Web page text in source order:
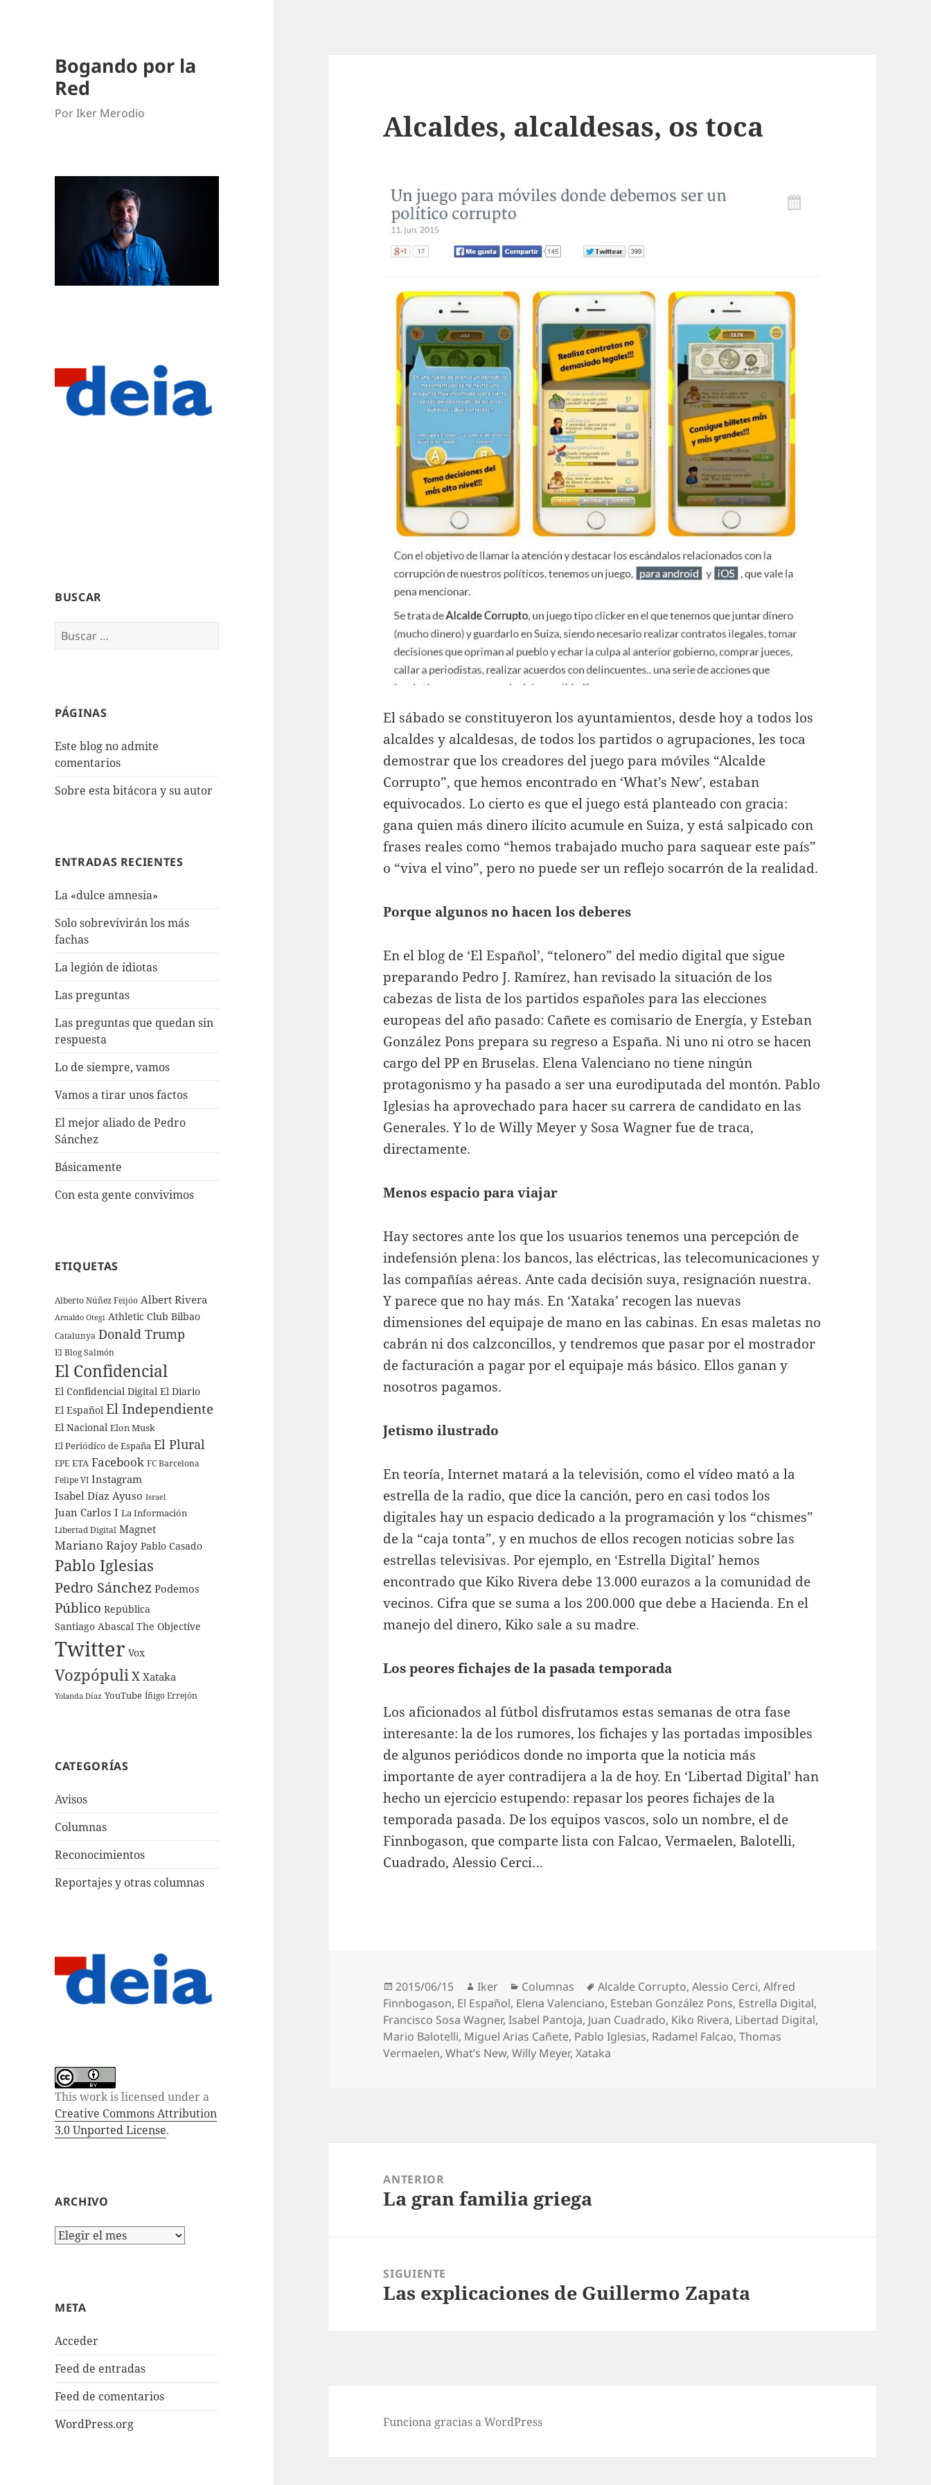
Bogando por la
Red
Por Iker Merodio
BUSCAR
Buscar:
PÁGINAS
Este blog no admite
comentarios
Sobre esta bitácora y su autor
ENTRADAS RECIENTES
La «dulce amnesia»
Solo sobrevivirán los más
fachas
La legión de idiotas
Las preguntas
Las preguntas que quedan sin
respuesta
Lo de siempre, vamos
Vamos a tirar unos factos
El mejor aliado de Pedro
Sánchez
Básicamente
Con esta gente convivimos
ETIQUETAS
Alberto Núñez Feijóo Albert Rivera
Arnaldo Otegi Athletic Club Bilbao
Catalunya Donald Trump
El Blog Salmón
El Confidencial
El Confidencial Digital El Diario
El Español El Independiente
El Nacional Elon Musk
El Periódico de España El Plural
EPE ETA Facebook FC Barcelona
Felipe VI Instagram
Isabel Díaz Ayuso Israel
Juan Carlos I La Información
Libertad Digital Magnet
Mariano Rajoy Pablo Casado
Pablo Iglesias
Pedro Sánchez Podemos
Público República
Santiago Abascal The Objective
Twitter Vox
Vozpópuli X Xataka
Yolanda Díaz YouTube Íñigo Errejón
CATEGORÍAS
Avisos
Columnas
Reconocimientos
Reportajes y otras columnas
This work is licensed under a
Creative Commons Attribution
3.0 Unported License.
ARCHIVO
Archivo
META
Acceder
Feed de entradas
Feed de comentarios
WordPress.org
Alcaldes, alcaldesas, os toca
El sábado se constituyeron los ayuntamientos, desde hoy a todos los
alcaldes y alcaldesas, de todos los partidos o agrupaciones, les toca
demostrar que los creadores del juego para móviles “Alcalde
Corrupto”, que hemos encontrado en ‘What’s New’, estaban
equivocados. Lo cierto es que el juego está planteado con gracia:
gana quien más dinero ilícito acumule en Suiza, y está salpicado con
frases reales como “hemos trabajado mucho para saquear este país”
o “viva el vino”, pero no puede ser un reflejo socarrón de la realidad.
Porque algunos no hacen los deberes
En el blog de ‘El Español’, “telonero” del medio digital que sigue
preparando Pedro J. Ramírez, han revisado la situación de los
cabezas de lista de los partidos españoles para las elecciones
europeas del año pasado: Cañete es comisario de Energía, y Esteban
González Pons prepara su regreso a España. Ni uno ni otro se hacen
cargo del PP en Bruselas. Elena Valenciano no tiene ningún
protagonismo y ha pasado a ser una eurodiputada del montón. Pablo
Iglesias ha aprovechado para hacer su carrera de candidato en las
Generales. Y lo de Willy Meyer y Sosa Wagner fue de traca,
directamente.
Menos espacio para viajar
Hay sectores ante los que los usuarios tenemos una percepción de
indefensión plena: los bancos, las eléctricas, las telecomunicaciones y
las compañías aéreas. Ante cada decisión suya, resignación nuestra.
Y parece que no hay más. En ‘Xataka’ recogen las nuevas
dimensiones del equipaje de mano en las cabinas. En esas maletas no
cabrán ni dos calzconcillos, y tendremos que pasar por el mostrador
de facturación a pagar por el equipaje más básico. Ellos ganan y
nosotros pagamos.
Jetismo ilustrado
En teoría, Internet matará a la televisión, como el vídeo mató a la
estrella de la radio, que dice la canción, pero en casi todos los
digitales hay un espacio dedicado a la programación y los “chismes”
de la “caja tonta”, y en muchos de ellos recogen noticias sobre las
estrellas televisivas. Por ejemplo, en ‘Estrella Digital’ hemos
encontrado que Kiko Rivera debe 13.000 eurazos a la comunidad de
vecinos. Cifra que se suma a los 200.000 que debe a Hacienda. En el
manejo del dinero, Kiko sale a su madre.
Los peores fichajes de la pasada temporada
Los aficionados al fútbol disfrutamos estas semanas de otra fase
interesante: la de los rumores, los fichajes y las portadas imposibles
de algunos periódicos donde no importa que la noticia más
importante de ayer contradijera a la de hoy. En ‘Libertad Digital’ han
hecho un ejercicio estupendo: repasar los peores fichajes de la
temporada pasada. De los equipos vascos, solo un nombre, el de
Finnbogason, que comparte lista con Falcao, Vermaelen, Balotelli,
Cuadrado, Alessio Cerci…
Publicado
el
2015/06/15 Autor
Iker Categorías
Columnas Etiquetas
Alcalde Corrupto,Alessio Cerci,Alfred
Finnbogason, El Español, Elena Valenciano, Esteban González Pons, Estrella Digital,
Francisco Sosa Wagner,Isabel Pantoja, Juan Cuadrado, Kiko Rivera, Libertad Digital,
Mario Balotelli, Miguel Arias Cañete, Pablo Iglesias, Radamel Falcao,Thomas
Vermaelen,What’s New,Willy Meyer,Xataka
entradas
ANTERIOR
Entrada
La gran familia griega
SIGUIENTE
Entrada
Las explicaciones de Guillermo Zapata
Funciona gracias a WordPress